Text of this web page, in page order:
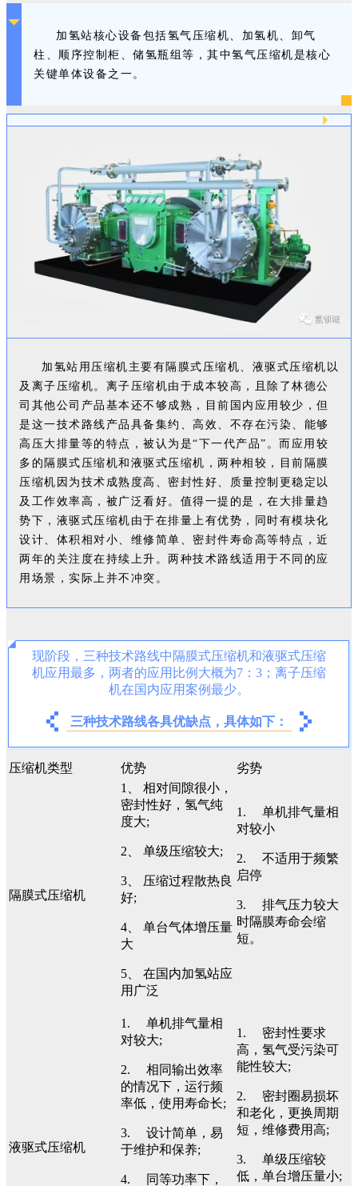
加氢站核心设备包括氢气压缩机、加氢机、卸气
柱、顺序控制柜、储氢瓶组等，其中氢气压缩机是核心
关键单体设备之一。
加氢站用压缩机主要有隔膜式压缩机、液驱式压缩机以
及离子压缩机。离子压缩机由于成本较高，且除了林德公
司其他公司产品基本还不够成熟，目前国内应用较少，但
是这一技术路线产品具备集约、高效、不存在污染、能够
高压大排量等的特点，被认为是“下一代产品”。而应用较
多的隔膜式压缩机和液驱式压缩机，两种相较，目前隔膜
压缩机因为技术成熟度高、密封性好、质量控制更稳定以
及工作效率高，被广泛看好。值得一提的是，在大排量趋
势下，液驱式压缩机由于在排量上有优势，同时有模块化
设计、体积相对小、维修简单、密封件寿命高等特点，近
两年的关注度在持续上升。两种技术路线适用于不同的应
用场景，实际上并不冲突。
现阶段，三种技术路线中隔膜式压缩机和液驱式压缩
机应用最多，两者的应用比例大概为7：3；离子压缩
机在国内应用案例最少。
三种技术路线各具优缺点，具体如下：
压缩机类型 优势 劣势
隔膜式压缩机
1、 相对间隙很小，
密封性好，氢气纯
度大;
2、 单级压缩较大;
3、 压缩过程散热良
好;
4、 单台气体增压量
大
5、 在国内加氢站应
用广泛
1. 单机排气量相
对较小
2. 不适用于频繁
启停
3. 排气压力较大
时隔膜寿命会缩
短。
液驱式压缩机
1. 单机排气量相
对较大;
2. 相同输出效率
的情况下，运行频
率低，使用寿命长;
3. 设计简单，易
于维护和保养;
4. 同等功率下，
1. 密封性要求
高，氢气受污染可
能性较大;
2. 密封圈易损坏
和老化，更换周期
短，维修费用高;
3. 单级压缩较
低，单台增压量小;